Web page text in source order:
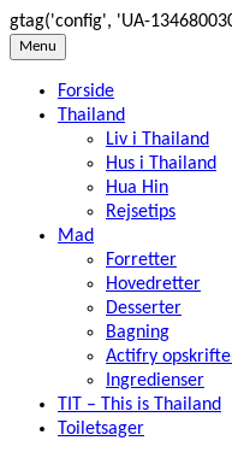
gtag('config', 'UA-
Skip
content
Menu
Forside
Thailand
Liv i Thailand
Hus i Thailand
Hua Hin
Rejsetips
Mad
Forretter
Hovedretter
Desserter
Bagning
Actifry
Ingredienser
TIT – This is Thailand
Toiletsager